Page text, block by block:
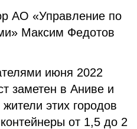
АО «Управление по
Максим Федотов
июня 2022
заметен в Аниве и
этих городов
от 1,5 до 2